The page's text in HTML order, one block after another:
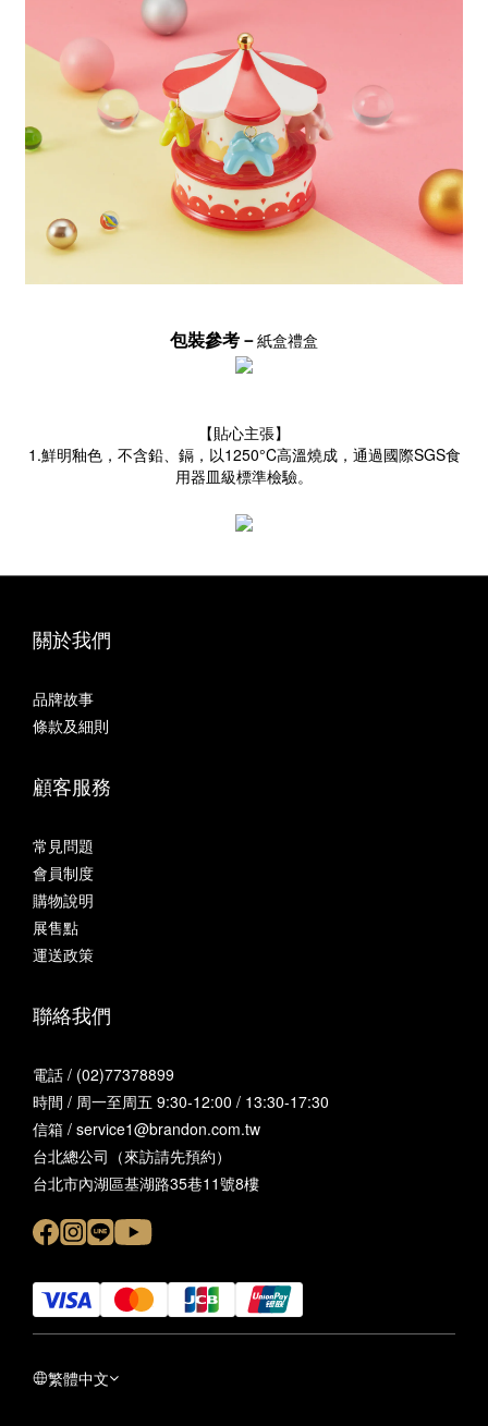
包裝參考－紙盒禮盒
【貼心主張】
1.鮮明釉色，不含鉛、鎘，以1250°C高溫燒成，通過國際SGS食
用器皿級標準檢驗。
關於我們
品牌故事
條款及細則
顧客服務
常見問題
會員制度
購物說明
展售點
運送政策
聯絡我們
電話 / (02)77378899
時間 / 周一至周五 9:30-12:00 / 13:30-17:30
信箱 / service1@brandon.com.tw
台北總公司（來訪請先預約）
台北市內湖區基湖路35巷11號8樓
繁體中文